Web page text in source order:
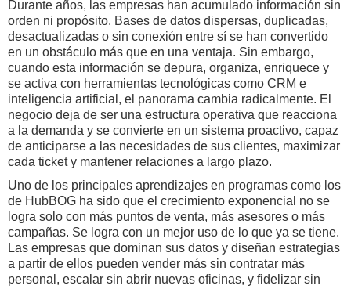
Durante años, las empresas han acumulado información sin
orden ni propósito. Bases de datos dispersas, duplicadas,
desactualizadas o sin conexión entre sí se han convertido
en un obstáculo más que en una ventaja. Sin embargo,
cuando esta información se depura, organiza, enriquece y
se activa con herramientas tecnológicas como CRM e
inteligencia artificial, el panorama cambia radicalmente. El
negocio deja de ser una estructura operativa que reacciona
a la demanda y se convierte en un sistema proactivo, capaz
de anticiparse a las necesidades de sus clientes, maximizar
cada ticket y mantener relaciones a largo plazo.
Uno de los principales aprendizajes en programas como los
de HubBOG ha sido que el crecimiento exponencial no se
logra solo con más puntos de venta, más asesores o más
campañas. Se logra con un mejor uso de lo que ya se tiene.
Las empresas que dominan sus datos y diseñan estrategias
a partir de ellos pueden vender más sin contratar más
personal, escalar sin abrir nuevas oficinas, y fidelizar sin